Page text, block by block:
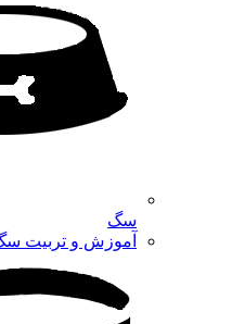
سگ
آموزش و تربیت